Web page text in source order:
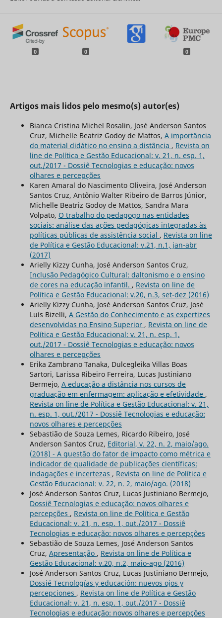
0 0 0
Artigos mais lidos pelo mesmo(s) autor(es)
Bianca Cristina Michel Rosalin, José Anderson Santos
Cruz, Michelle Beatriz Godoy de Mattos, A importância
do material didático no ensino a distância , Revista on
line de Política e Gestão Educacional: v. 21, n. esp. 1,
out./2017 - Dossiê Tecnologias e educação: novos
olhares e percepções
Karen Amaral do Nascimento Oliveira, José Anderson
Santos Cruz, Antônio Walter Ribeiro de Barros Júnior,
Michelle Beatriz Godoy de Mattos, Sandra Mara
Volpato, O trabalho do pedagogo nas entidades
sociais: análise das ações pedagógicas integradas às
políticas públicas de assistência social , Revista on line
de Política e Gestão Educacional: v.21, n.1, jan-abr
(2017)
Arielly Kizzy Cunha, José Anderson Santos Cruz,
Inclusão Pedagógico Cultural: daltonismo e o ensino
de cores na educação infantil. , Revista on line de
Política e Gestão Educacional: v.20, n.3, set-dez (2016)
Arielly Kizzy Cunha, José Anderson Santos Cruz, José
Luís Bizelli, A Gestão do Conhecimento e as expertizes
desenvolvidas no Ensino Superior , Revista on line de
Política e Gestão Educacional: v. 21, n. esp. 1,
out./2017 - Dossiê Tecnologias e educação: novos
olhares e percepções
Erika Zambrano Tanaka, Dulcegleika Villas Boas
Sartori, Larissa Ribeiro Ferreira, Lucas Justiniano
Bermejo, A educação a distância nos cursos de
graduação em enfermagem: aplicação e efetividade ,
Revista on line de Política e Gestão Educacional: v. 21,
n. esp. 1, out./2017 - Dossiê Tecnologias e educação:
novos olhares e percepções
Sebastião de Souza Lemes, Ricardo Ribeiro, José
Anderson Santos Cruz, Editorial, v. 22, n. 2, maio/ago.
(2018) - A questão do fator de impacto como métrica e
indicador de qualidade de publicações científicas:
indagações e incertezas , Revista on line de Política e
Gestão Educacional: v. 22, n. 2, maio/ago. (2018)
José Anderson Santos Cruz, Lucas Justiniano Bermejo,
Dossiê Tecnologias e educação: novos olhares e
percepções , Revista on line de Política e Gestão
Educacional: v. 21, n. esp. 1, out./2017 - Dossiê
Tecnologias e educação: novos olhares e percepções
Sebastião de Souza Lemes, José Anderson Santos
Cruz, Apresentação , Revista on line de Política e
Gestão Educacional: v.20, n.2, maio-ago (2016)
José Anderson Santos Cruz, Lucas Justiniano Bermejo,
Dossié Tecnologías y educación: nuevos ojos y
percepciones , Revista on line de Política e Gestão
Educacional: v. 21, n. esp. 1, out./2017 - Dossiê
Tecnologias e educação: novos olhares e percepções